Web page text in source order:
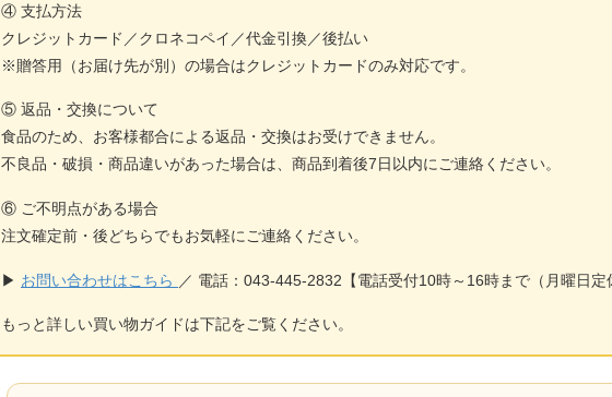
④ 支払方法
クレジットカード／クロネコペイ／代金引換／後払い
※贈答用（お届け先が別）の場合はクレジットカードのみ対応です。
⑤ 返品・交換について
食品のため、お客様都合による返品・交換はお受けできません。
不良品・破損・商品違いがあった場合は、 商品到着後7日以内にご連絡ください。
⑥ ご不明点がある場合
注文確定前・後どちらでもお気軽にご連絡ください。
▶ お問い合わせはこちら ／ 電話： 043-445-2832 【電話受付10時～16時まで（月曜日定
もっと詳しい買い物ガイドは下記をご覧ください。